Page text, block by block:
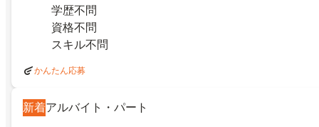
学歴不問
資格不問
スキル不問
かんたん応募
新着アルバイト・パート